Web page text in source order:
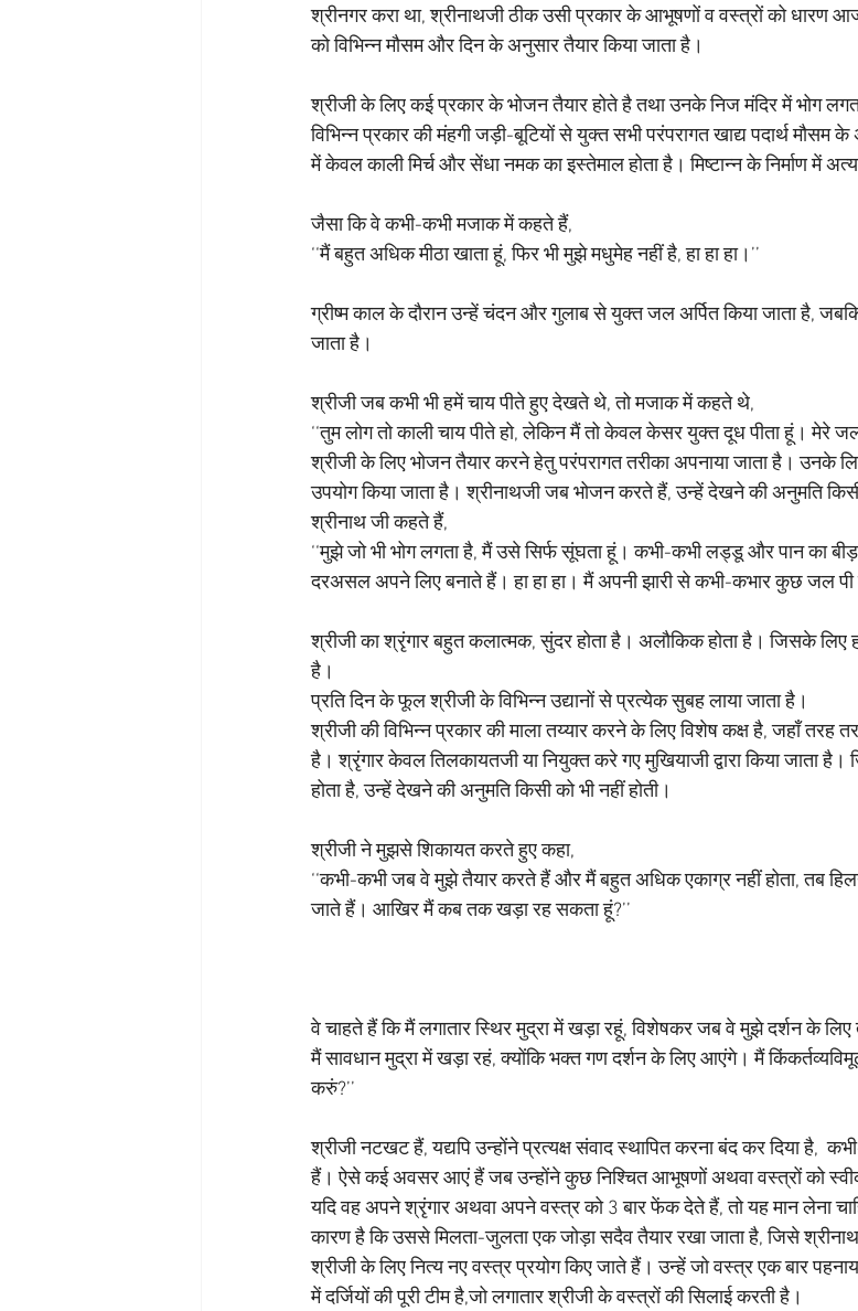
श्रीनगर करा था, श्रीनाथजी ठीक उसी प्रकार के आभूषणों व वस्त्रों को धारण
को विभिन्न मौसम और दिन के अनुसार तैयार किया जाता है।
श्रीजी के लिए कई प्रकार के भोजन तैयार होते है तथा उनके निज मंदिर में भोग
विभिन्न प्रकार की मंहगी जड़ी-बूटियों से युक्त सभी परंपरागत खाद्य पदार्थ
में केवल काली मिर्च और सेंधा नमक का इस्तेमाल होता है। मिष्टान्न के निर्माण में
जैसा कि वे कभी-कभी मजाक में कहते हैं,
‘‘मैं बहुत अधिक मीठा खाता हूं, फिर भी मुझे मधुमेह नहीं है, हा हा हा।’’
ग्रीष्म काल के दौरान उन्हें चंदन और गुलाब से युक्त जल अर्पित किया जाता है,
जाता है।
श्रीजी जब कभी भी हमें चाय पीते हुए देखते थे, तो मजाक में कहते थे,
‘‘तुम लोग तो काली चाय पीते हो, लेकिन मैं तो केवल केसर युक्त दूध पीता हूं। मेरे
श्रीजी के लिए भोजन तैयार करने हेतु परंपरागत तरीका अपनाया जाता है। उनके
उपयोग किया जाता है। श्रीनाथजी जब भोजन करते हैं, उन्हें देखने की अनुमति किसी
श्रीनाथ जी कहते हैं,
‘‘मुझे जो भी भोग लगता है, मैं उसे सिर्फ सूंघता हूं। कभी-कभी लड्डू और पान का
दरअसल अपने लिए बनाते हैं। हा हा हा। मैं अपनी झारी से कभी-कभार कुछ जल पी
श्रीजी का श्रृंगार बहुत कलात्मक, सुंदर होता है। अलौकिक होता है। जिसके लिए
है।
प्रति दिन के फूल श्रीजी के विभिन्न उद्यानों से प्रत्येक सुबह लाया जाता है।
श्रीजी की विभिन्न प्रकार की माला तय्यार करने के लिए विशेष कक्ष है, जहाँ तरह
है। श्रृंगार केवल तिलकायतजी या नियुक्त करे गए मुखियाजी द्वारा किया जाता है।
होता है, उन्हें देखने की अनुमति किसी को भी नहीं होती।
श्रीजी ने मुझसे शिकायत करते हुए कहा,
‘‘कभी-कभी जब वे मुझे तैयार करते हैं और मैं बहुत अधिक एकाग्र नहीं होता, तब
जाते हैं। आखिर मैं कब तक खड़ा रह सकता हूं?’’
वे चाहते हैं कि मैं लगातार स्थिर मुद्रा में खड़ा रहूं, विशेषकर जब वे मुझे दर्शन के
मैं सावधान मुद्रा में खड़ा रहं, क्योंकि भक्त गण दर्शन के लिए आएंगे। मैं
करुं?’’
श्रीजी नटखट हैं, यद्यपि उन्होंने प्रत्यक्ष संवाद स्थापित करना बंद कर दिया है,
हैं। ऐसे कई अवसर आएं हैं जब उन्होंने कुछ निश्चित आभूषणों अथवा वस्त्रों को
यदि वह अपने श्रृंगार अथवा अपने वस्त्र को 3 बार फेंक देते हैं, तो यह मान लेना
कारण है कि उससे मिलता-जुलता एक जोड़ा सदैव तैयार रखा जाता है, जिसे
श्रीजी के लिए नित्य नए वस्त्र प्रयोग किए जाते हैं। उन्हें जो वस्त्र एक बार
में दर्जियों की पूरी टीम है,जो लगातार श्रीजी के वस्त्रों की सिलाई करती है।